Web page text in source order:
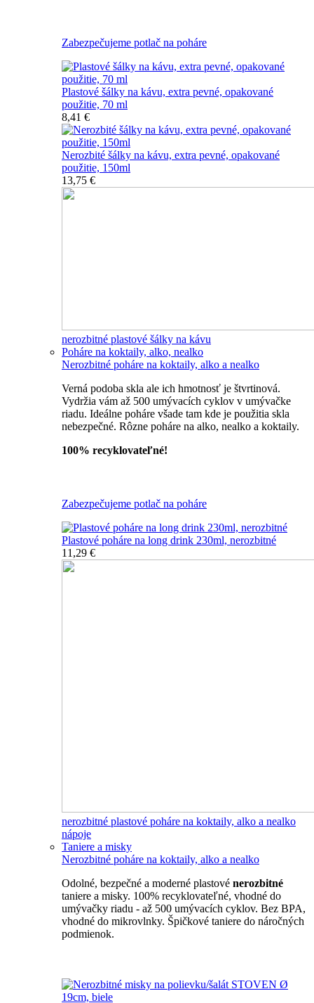
Zabezpečujeme potlač na poháre
Plastové šálky na kávu, extra pevné, opakované
použitie, 70 ml
8,41 €
Nerozbité šálky na kávu, extra pevné, opakované
použitie, 150ml
13,75 €
nerozbitné plastové šálky na kávu
Poháre na koktaily, alko, nealko
Nerozbitné poháre na koktaily, alko a nealko
Verná podoba skla ale ich hmotnosť je štvrtinová.
Vydržia vám až 500 umývacích cyklov v umývačke
riadu. Ideálne poháre všade tam kde je použitia skla
nebezpečné. Rôzne poháre na alko, nealko a koktaily.
100% recyklovateľné!
Zabezpečujeme potlač na poháre
Plastové poháre na long drink 230ml, nerozbitné
11,29 €
nerozbitné plastové poháre na koktaily, alko a nealko
nápoje
Taniere a misky
Nerozbitné poháre na koktaily, alko a nealko
Odolné, bezpečné a moderné plastové nerozbitné
taniere a misky. 100% recyklovateľné, vhodné do
umývačky riadu - až 500 umývacích cyklov. Bez BPA,
vhodné do mikrovlnky. Špičkové taniere do náročných
podmienok.